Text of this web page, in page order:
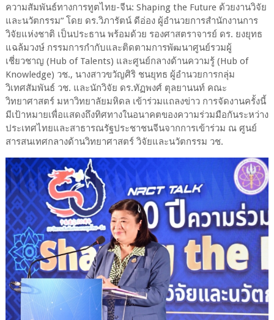
ความสัมพันธ์ทางการทูตไทย-จีน: Shaping the Future ด้วยงานวิจัย
และนวัตกรรม” โดย ดร.วิภารัตน์ ดีอ่อง ผู้อำนวยการสำนักงานการ
วิจัยแห่งชาติ เป็นประธาน พร้อมด้วย รองศาสตราจารย์ ดร. ยงยุทธ
แฉล้มวงษ์ กรรมการกํากับและติดตามการพัฒนาศูนย์รวมผู้
เชี่ยวชาญ (Hub of Talents) และศูนย์กลางด้านความรู้ (Hub of
Knowledge) วช., นางสาวขวัญศิริ ชนยุทธ ผู้อำนวยการกลุ่ม
วิเทศสัมพันธ์ วช. และนักวิจัย ดร.ทัฏพงศ์ ตุลยานนท์ คณะ
วิทยาศาสตร์ มหาวิทยาลัยมหิดล เข้าร่วมแถลงข่าว การจัดงานครั้งนี้
มีเป้าหมายเพื่อแสดงถึงทิศทางในอนาคตของความร่วมมือกันระหว่าง
ประเทศไทยและสาธารณรัฐประชาชนจีนจากการเข้าร่วม ณ ศูนย์
สารสนเทศกลางด้านวิทยาศาสตร์ วิจัยและนวัตกรรม วช.